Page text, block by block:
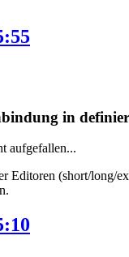
in
aufgefallen...
Editoren (short/long/